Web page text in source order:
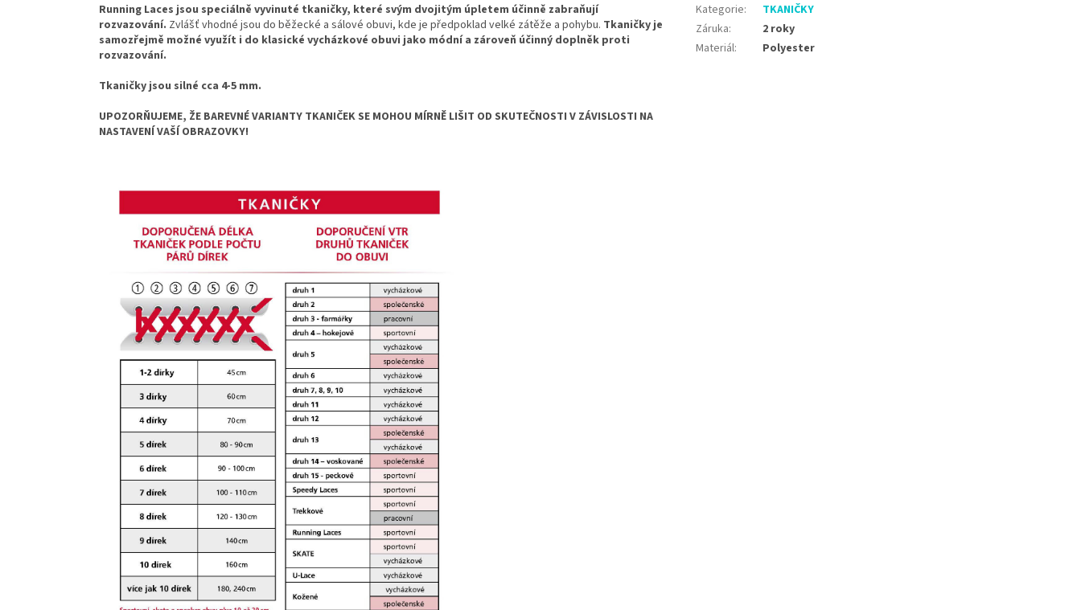
Running Laces jsou speciálně vyvinuté tkaničky, které svým dvojitým úpletem účinně zabraňují
rozvazování. Zvlášť vhodné jsou do běžecké a sálové obuvi, kde je předpoklad velké zátěže a pohybu. Tkaničky je
samozřejmě možné využít i do klasické vycházkové obuvi jako módní a zároveň účinný doplněk proti
rozvazování.
Tkaničky jsou silné cca 4-5 mm.
UPOZORŇUJEME, ŽE BAREVNÉ VARIANTY TKANIČEK SE MOHOU MÍRNĚ LIŠIT OD SKUTEČNOSTI V ZÁVISLOSTI NA
NASTAVENÍ VAŠÍ OBRAZOVKY!
Kategorie:
TKANIČKY
Záruka:
2 roky
Materiál: Polyester